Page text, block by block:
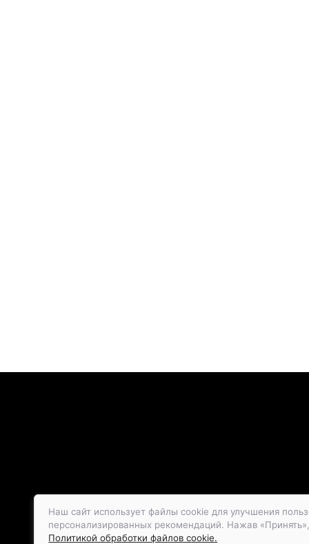
Наш сайт использует файлы cookie для улучшения
персонализированных рекомендаций. Нажав
Политикой обработки файлов cookie.